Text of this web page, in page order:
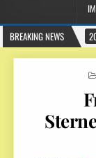
BREAKING NEWS